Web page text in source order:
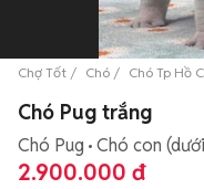
Chợ Tốt Chó Chó Tp Hồ
Chó Pug trắng
Chó Pug Chó con
2.900.000 đ